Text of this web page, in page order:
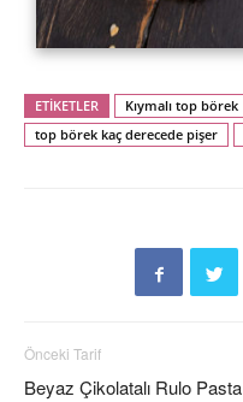
ETİKETLER Kıymalı top börek
top börek kaç derecede pişer
Önceki Tarif
Beyaz Çikolatalı Rulo Pasta